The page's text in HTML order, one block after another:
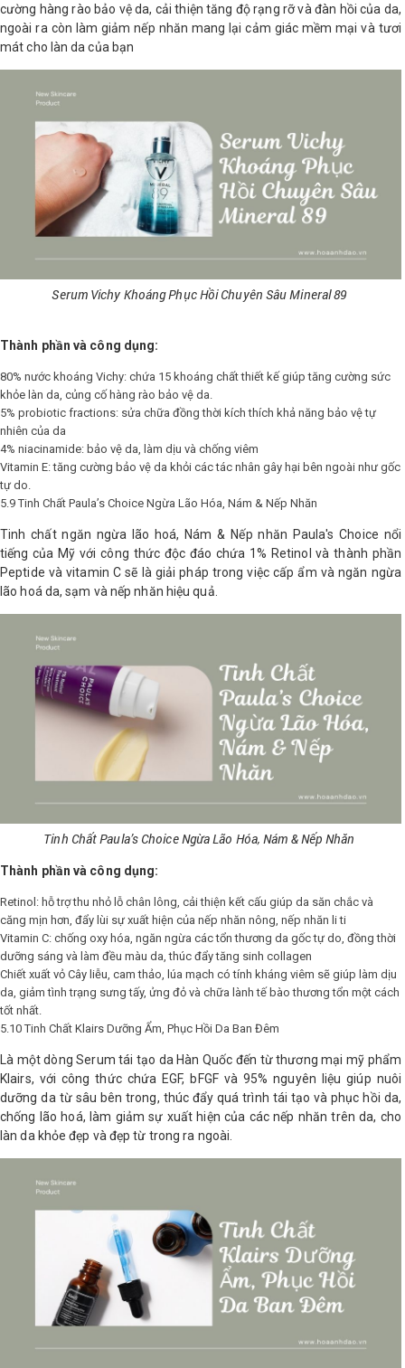
cường hàng rào bảo vệ da, cải thiện tăng độ rạng rỡ và đàn hồi của da,
ngoài ra còn làm giảm nếp nhăn mang lại cảm giác mềm mại và tươi
mát cho làn da của bạn
Serum Vichy Khoáng Phục Hồi Chuyên Sâu Mineral 89
Thành phần và công dụng:
80% nước khoáng Vichy: chứa 15 khoáng chất thiết kế giúp tăng cường sức
khỏe làn da, củng cố hàng rào bảo vệ da.
5% probiotic fractions: sửa chữa đồng thời kích thích khả năng bảo vệ tự
nhiên của da
4% niacinamide: bảo vệ da, làm dịu và chống viêm
Vitamin E: tăng cường bảo vệ da khỏi các tác nhân gây hại bên ngoài như gốc
tự do.
5.9 Tinh Chất Paula’s Choice Ngừa Lão Hóa, Nám & Nếp Nhăn
Tinh chất ngăn ngừa lão hoá, Nám & Nếp nhăn Paula's Choice nổi
tiếng của Mỹ với công thức độc đáo chứa 1% Retinol và thành phần
Peptide và vitamin C sẽ là giải pháp trong việc cấp ẩm và ngăn ngừa
lão hoá da, sạm và nếp nhăn hiệu quả.
Tinh Chất Paula’s Choice Ngừa Lão Hóa, Nám & Nếp Nhăn
Thành phần và công dụng:
Retinol: hỗ trợ thu nhỏ lỗ chân lông, cải thiện kết cấu giúp da săn chắc và
căng mịn hơn, đẩy lùi sự xuất hiện của nếp nhăn nông, nếp nhăn li ti
Vitamin C: chống oxy hóa, ngăn ngừa các tổn thương da gốc tự do, đồng thời
dưỡng sáng và làm đều màu da, thúc đẩy tăng sinh collagen
Chiết xuất vỏ Cây liễu, cam thảo, lúa mạch có tính kháng viêm sẽ giúp làm dịu
da, giảm tình trạng sưng tấy, ửng đỏ và chữa lành tế bào thương tổn một cách
tốt nhất.
5.10 Tinh Chất Klairs Dưỡng Ẩm, Phục Hồi Da Ban Đêm
Là một dòng Serum tái tạo da Hàn Quốc đến từ thương mại mỹ phẩm
Klairs, với công thức chứa EGF, bFGF và 95% nguyên liệu giúp nuôi
dưỡng da từ sâu bên trong, thúc đẩy quá trình tái tạo và phục hồi da,
chống lão hoá, làm giảm sự xuất hiện của các nếp nhăn trên da, cho
làn da khỏe đẹp và đẹp từ trong ra ngoài.